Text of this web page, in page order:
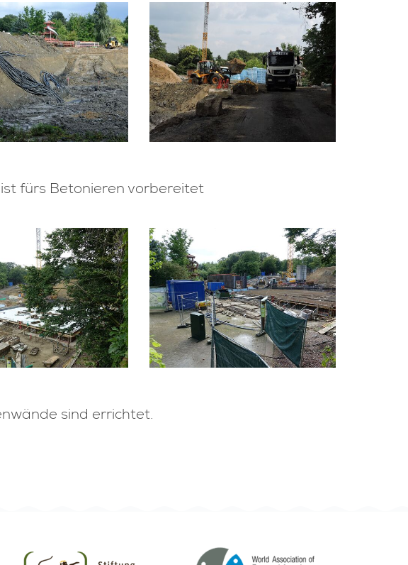
fürs Betonieren vorbereitet
sind errichtet.